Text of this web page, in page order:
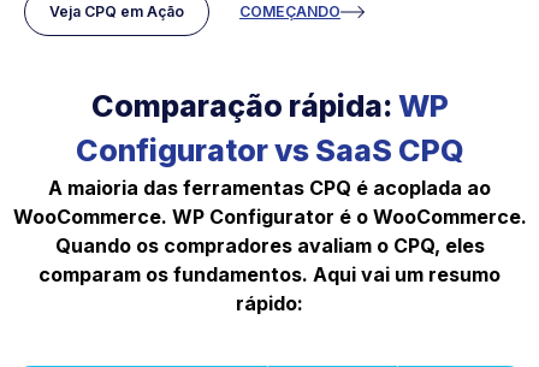
Veja CPQ em Ação COMEÇANDO
Comparação rápida: WP
Configurator vs SaaS CPQ
A maioria das ferramentas CPQ é acoplada ao
WooCommerce. WP Configurator é o WooCommerce.
Quando os compradores avaliam o CPQ, eles
comparam os fundamentos. Aqui vai um resumo
rápido: